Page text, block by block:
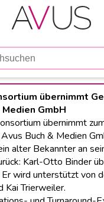
übernimmt
GmbH
übernimmt
Buch & Medien
alter Bekannter an
Karl-Otto Binder
wird unterstützt von
Kai Trierweiler.